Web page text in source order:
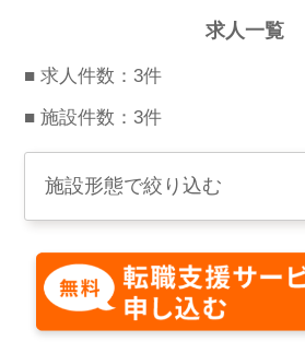
採用担当者様は
紹介会社を使うメリッ
介護・看護のお仕事
利用者の声
WEB勤怠
求人一覧
■ 求人件数：3件
■ 施設件数：3件